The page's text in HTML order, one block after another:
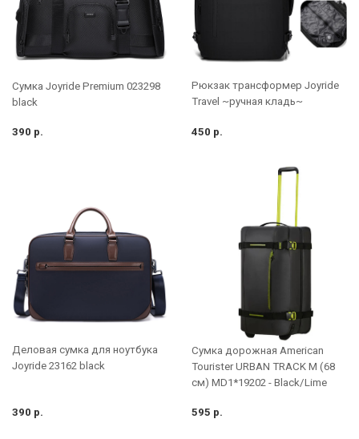
Сумка Joyride Premium 023298
black
390 р.
Рюкзак трансформер Joyride
Travel ~ручная кладь~
450 р.
Деловая сумка для ноутбука
Joyride 23162 black
390 р.
Сумка дорожная American
Tourister URBAN TRACK M (68
см) MD1*19202 - Black/Lime
595 р.